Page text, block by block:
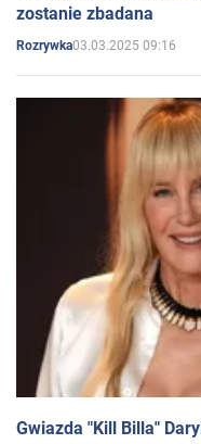
zostanie zbadana
Rozrywka03.03.2025 09:16
Gwiazda "Kill Billa"